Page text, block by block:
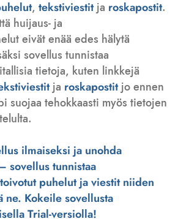
, tekstiviestitja roskapostit.
huijaus- ja
eivät enää edes hälytä
sovellus tunnistaa
tietoja, kuten linkkejä
ja roskapostitjo ennen
suojaa tehokkaasti myös tietojen
ilmaiseksi ja unohda
sovellus tunnistaa
puhelut ja viestit niiden
ne. Kokeile sovellusta
Trial-versiolla!